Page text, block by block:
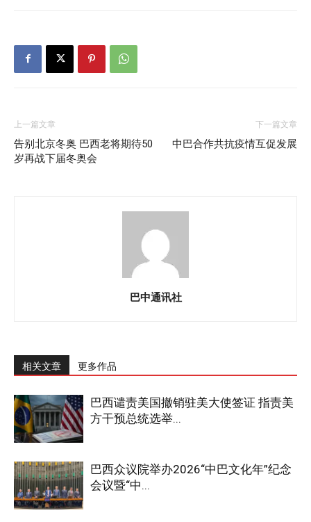
上一篇文章
告别北京冬奥 巴西老将期待50
岁再战下届冬奥会
下一篇文章
中巴合作共抗疫情互促发展
巴中通讯社
相关文章 更多作品
巴西谴责美国撤销驻美大使签证 指责美
方干预总统选举...
巴西众议院举办2026“中巴文化年”纪念
会议暨“中...